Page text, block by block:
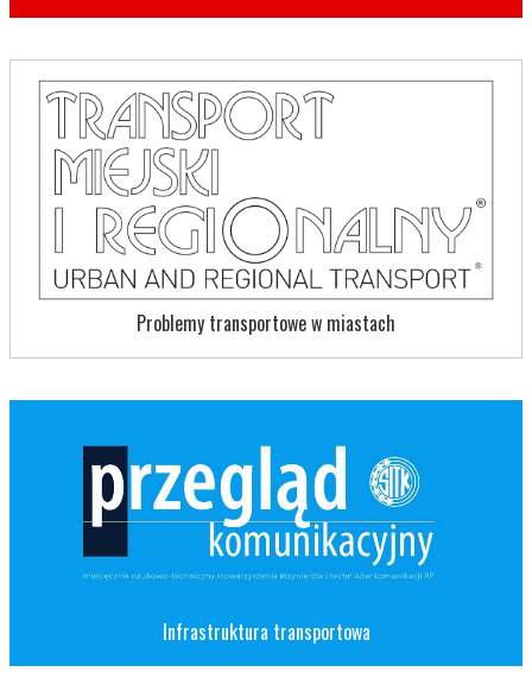
Problemy transportowe w miastach
Infrastruktura transportowa